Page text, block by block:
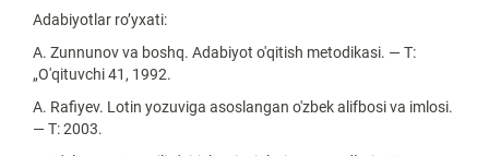
Adabiyotlar ro’yxati:
A. Zunnunov va boshq. Adabiyot o'qitish metodikasi. — Т:
„O'qituvchi 41, 1992.
A. Rafiyev. Lotin yozuviga asoslangan o'zbek alifbosi va imlosi.
— Т: 2003.